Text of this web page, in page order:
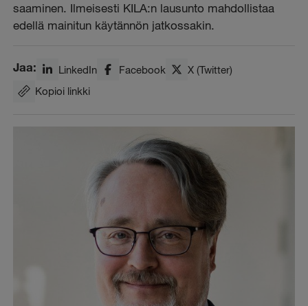
saaminen. Ilmeisesti KILA:n lausunto mahdollistaa
edellä mainitun käytännön jatkossakin.
Jaa: LinkedIn Facebook
X (Twitter)
Kopioi linkki